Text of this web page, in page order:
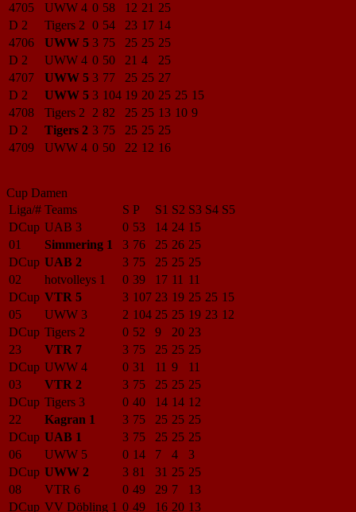
4705
UWW 4 0 58 12 21 25
D 2
Tigers 2 0 54 23 17 14
4706
UWW 5 3 75 25 25 25
D 2
UWW 4 0 50 21 4
25
4707
UWW 5 3 77 25 25 27
D 2
UWW 5 3 104 19 20 25 25 15
4708
Tigers 2 2 82 25 25 13 10 9
D 2
Tigers 2 3 75 25 25 25
4709
UWW 4 0 50 22 12 16
Cup Damen
Liga/# Teams S P S1 S2 S3 S4 S5
DCup UAB 3 0 53 14 24 15
01
Simmering 1 3 76 25 26 25
DCup UAB 2 3 75 25 25 25
02
hotvolleys 1 0 39 17 11 11
DCup VTR 5 3 107 23 19 25 25 15
05
UWW 3 2 104 25 25 19 23 12
DCup Tigers 2 0 52 9 20 23
23
VTR 7 3 75 25 25 25
DCup UWW 4 0 31 11 9
11
03
VTR 2 3 75 25 25 25
DCup Tigers 3 0 40 14 14 12
22
Kagran 1 3 75 25 25 25
DCup UAB 1 3 75 25 25 25
06
UWW 5 0 14 7 4
3
DCup UWW 2 3 81 31 25 25
08
VTR 6 0 49 29 7
13
DCup VV Döbling 1 0 49 16 20 13